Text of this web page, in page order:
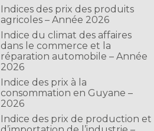
Indices des prix des produits
agricoles – Année 2026
Indice du climat des affaires
dans le commerce et la
réparation automobile – Année
2026
Indice des prix à la
consommation en Guyane –
2026
Indice des prix de production et